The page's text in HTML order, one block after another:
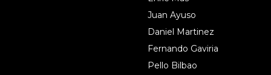
Juan Ayuso
Daniel Martinez
Fernando Gaviria
Pello Bilbao